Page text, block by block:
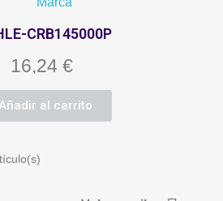
CRB145000P
16,24 €
al carrito